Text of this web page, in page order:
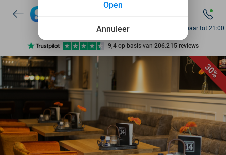
10+ miljoen leden
9,4 op basis van 206.215 reviews
Ontdek 15.000+ deals
7 dagen per week beschikbaar
Bereikbaar tot 21:00
30%
Annuleer
Open